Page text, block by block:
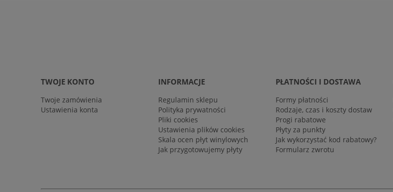
TWOJE KONTO
Twoje zamówienia
Ustawienia konta
INFORMACJE
Regulamin sklepu
Polityka prywatności
Pliki cookies
Ustawienia plików cookies
Skala ocen płyt winylowych
Jak przygotowujemy płyty
PŁATNOŚCI I DOSTAWA
Formy płatności
Rodzaje, czas i koszty dostaw
Progi rabatowe
Płyty za punkty
Jak wykorzystać kod rabatowy?
Formularz zwrotu